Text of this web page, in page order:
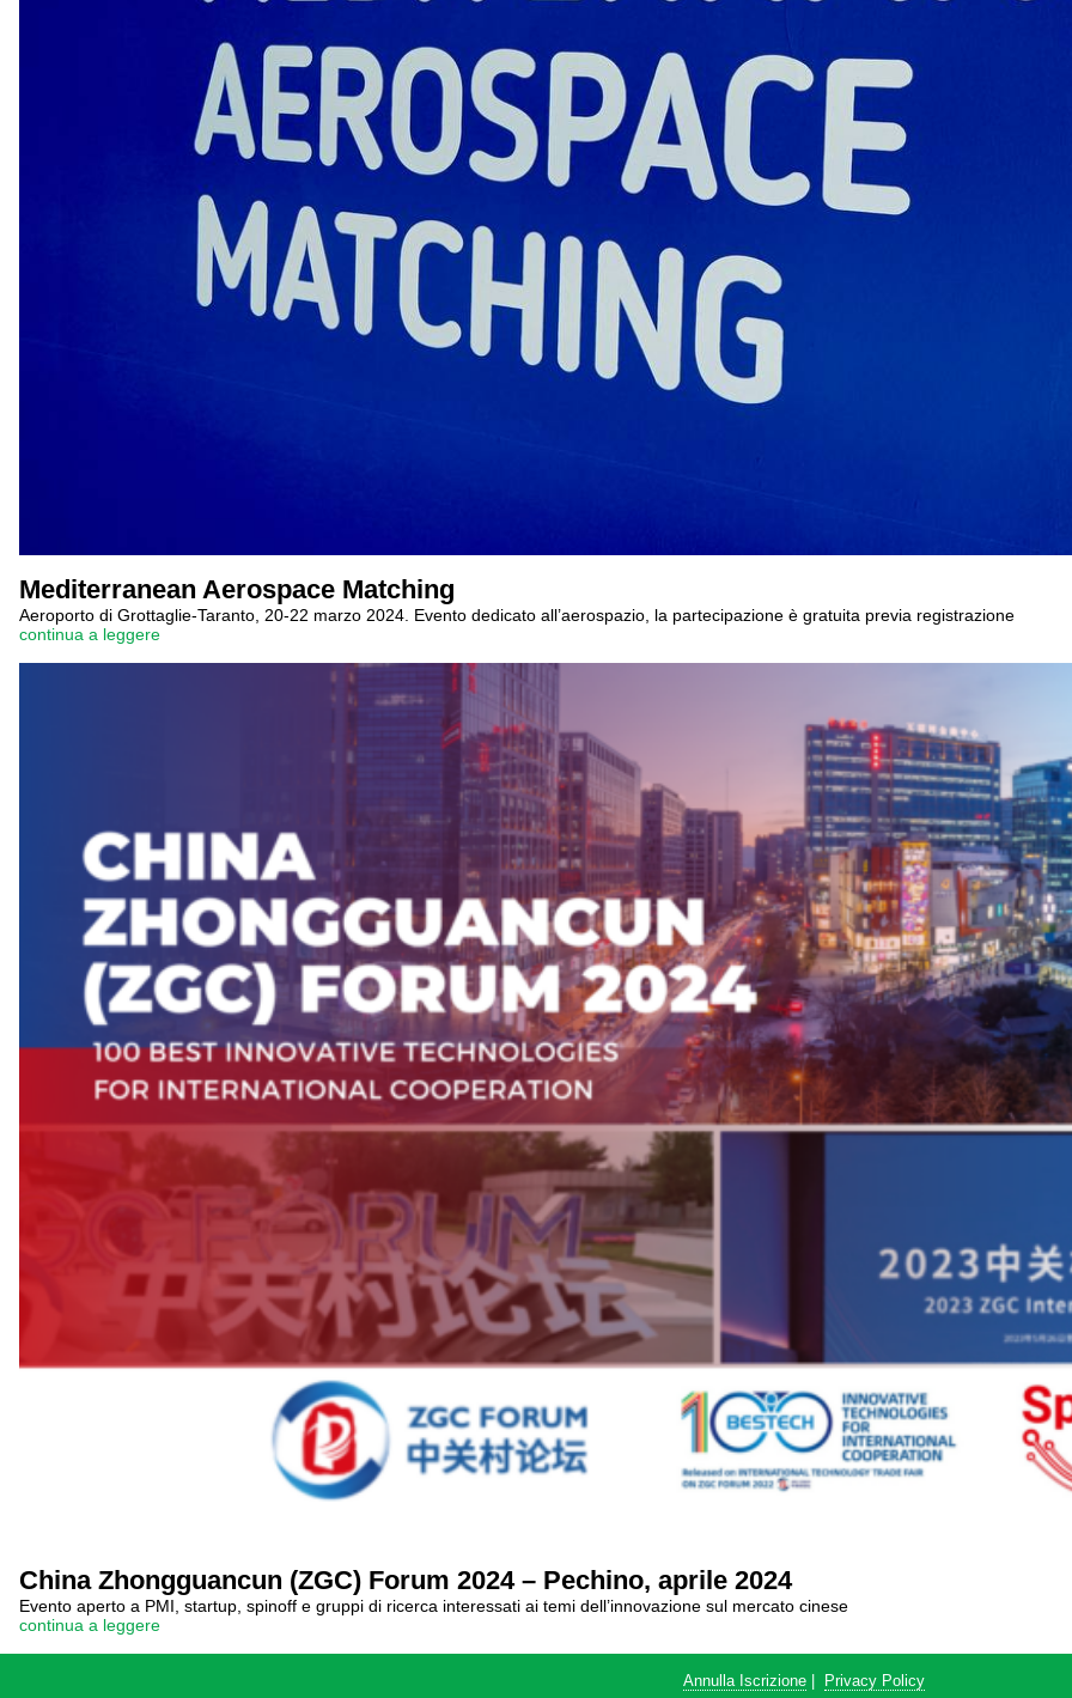
Mediterranean Aerospace Matching
Aeroporto di Grottaglie-Taranto, 20-22 marzo 2024. Evento dedicato all’aerospazio, la partecipazione è gratuita previa registrazione
continua a leggere
China Zhongguancun (ZGC) Forum 2024 – Pechino, aprile 2024
Evento aperto a PMI, startup, spinoff e gruppi di ricerca interessati ai temi dell’innovazione sul mercato cinese
continua a leggere
Annulla Iscrizione Privacy Policy